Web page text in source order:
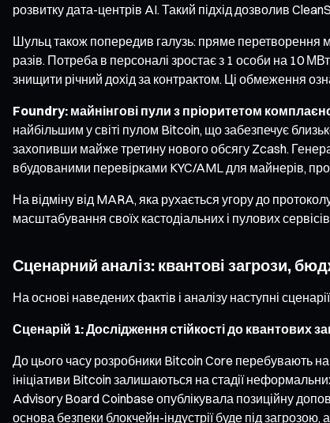
розвитку дата-центрів AI. Такий підхід дозволив
Шульц також попередив галузь: пряме перетворення
разів. Потреба в персоналі зростає з 1 особи на 10
знищити річний дохід за контрактом. Ці обмеження
Foundry: майнінгові пули з пріоритетом
найбільшим у світі пулом Bitcoin, що забезпечує
захопивши майже третину нового обсягу Zcash.
вбудованими перевірками KYC/AML для майнерів,
На відміну від MARA, яка рухається угору до
масштабування своїх кастодіальних і пулових
Сценарний аналіз: квантові загрози,
На основі наведених фактів і аналізу наступні
Сценарій 1: Дослідження стійкості до квантових
До цього часу розробники Bitcoin Core перебувають на
ініціативи Bitcoin залишаються на стадії
Advisory Board Coinbase опублікувала позиційну
основа безпеки блокчейн-індустрії буде під